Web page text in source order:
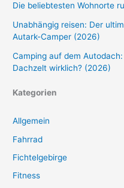
Die beliebtesten Wohnorte
Unabhängig reisen: Der
Autark-Camper (2026)
Camping auf dem
Dachzelt wirklich? (2026)
Kategorien
Allgemein
Fahrrad
Fichtelgebirge
Fitness